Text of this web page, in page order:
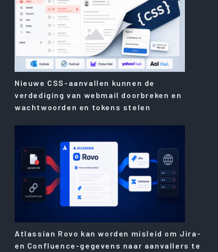
Nieuwe CSS-aanvallen kunnen de
verdediging van webmail doorbreken en
wachtwoorden en tokens stelen
Atlassian Rovo kan worden misleid om Jira-
en Confluence-gegevens naar aanvallers te